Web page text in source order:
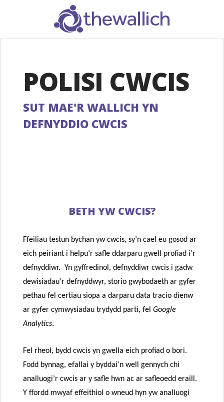
SEARCH
POLISI CWCIS
SUT MAE'R WALLICH YN
DEFNYDDIO CWCIS
BETH YW CWCIS?
Ffeiliau testun bychan yw cwcis, sy’n cael eu gosod ar
eich peiriant i helpu’r safle ddarparu gwell profiad i’r
defnyddiwr. Yn gyffredinol, defnyddiwr cwcis i gadw
dewisiadau’r defnyddwyr, storio gwybodaeth ar gyfer
pethau fel certiau siopa a darparu data tracio dienw
ar gyfer cymwysiadau trydydd parti, fel Google
Analytics.
Fel rheol, bydd cwcis yn gwella eich profiad o bori.
Fodd bynnag, efallai y byddai’n well gennych chi
analluogi’r cwcis ar y safle hwn ac ar safleoedd eraill.
Y ffordd mwyaf effeithiol o wneud hyn yw analluogi